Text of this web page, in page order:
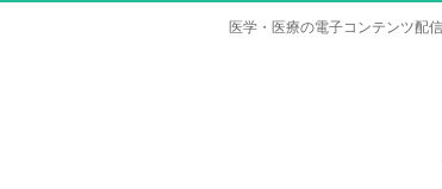
医学・医療の電子コンテンツ配